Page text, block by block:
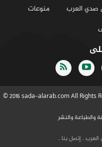
العرب
منوعات
© 2016 sada-alarab.com All Rights
والطباعة والنشر
العرب .إتصل بنا .